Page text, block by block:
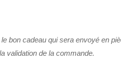
bon cadeau qui sera envoyé en
validation de la commande.